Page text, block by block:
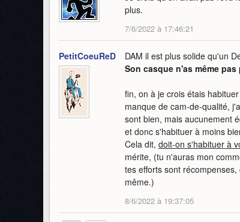
plus.
7/6/2022 à 17:46:21
PetitCoeuReD
DAM il est plus solide qu'un
Son casque n'as même
fin, on à je crois étais
manque de cam-de-qualité,
sont bien, mais aucunement
et donc s'habituer à moins
Cela dit, doit-on s'habituer à
mérite, (tu n'auras mon
tes efforts sont
même.)
8/6/2022 à 19:37:05